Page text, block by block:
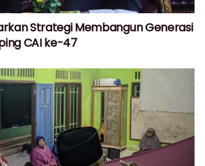
Strategi Membangun Generasi
CAI ke-47